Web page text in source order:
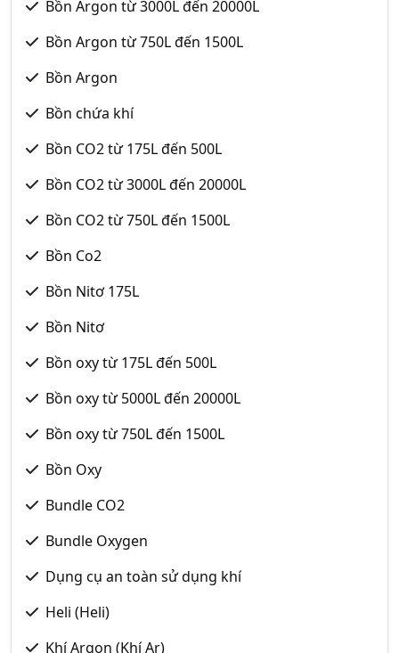
Bồn Argon từ 3000L đến 20000L
Bồn Argon từ 750L đến 1500L
Bồn Argon
Bồn chứa khí
Bồn CO2 từ 175L đến 500L
Bồn CO2 từ 3000L đến 20000L
Bồn CO2 từ 750L đến 1500L
Bồn Co2
Bồn Nitơ 175L
Bồn Nitơ
Bồn oxy từ 175L đến 500L
Bồn oxy từ 5000L đến 20000L
Bồn oxy từ 750L đến 1500L
Bồn Oxy
Bundle CO2
Bundle Oxygen
Dụng cụ an toàn sử dụng khí
Heli (Heli)
Khí Argon (Khí Ar)